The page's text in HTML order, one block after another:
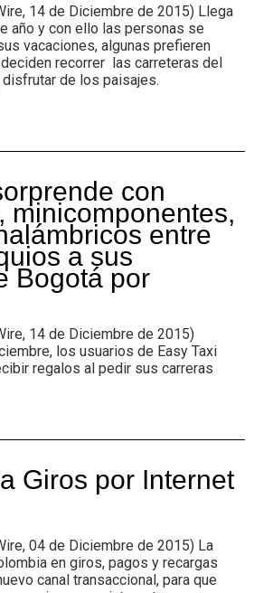
14 de Diciembre de 2015) Llega
año y con ello las personas se
vacaciones, algunas prefieren
recorrer las carreteras del
de los paisajes.
con
minicomponentes,
entre
a sus
Bogotá por
14 de Diciembre de 2015)
los usuarios de Easy Taxi
regalos al pedir sus carreras
Giros por Internet
04 de Diciembre de 2015) La
en giros, pagos y recargas
canal transaccional, para que